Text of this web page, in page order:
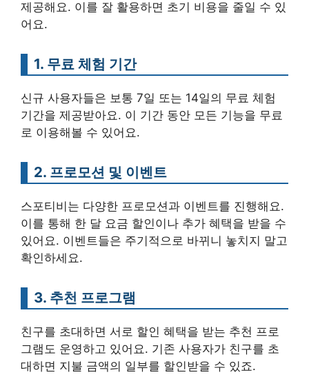
제공해요. 이를 잘 활용하면 초기 비용을 줄일 수 있
어요.
1. 무료 체험 기간
신규 사용자들은 보통 7일 또는 14일의 무료 체험
기간을 제공받아요. 이 기간 동안 모든 기능을 무료
로 이용해볼 수 있어요.
2. 프로모션 및 이벤트
스포티비는 다양한 프로모션과 이벤트를 진행해요.
이를 통해 한 달 요금 할인이나 추가 혜택을 받을 수
있어요. 이벤트들은 주기적으로 바뀌니 놓치지 말고
확인하세요.
3. 추천 프로그램
친구를 초대하면 서로 할인 혜택을 받는 추천 프로
그램도 운영하고 있어요. 기존 사용자가 친구를 초
대하면 지불 금액의 일부를 할인받을 수 있죠.